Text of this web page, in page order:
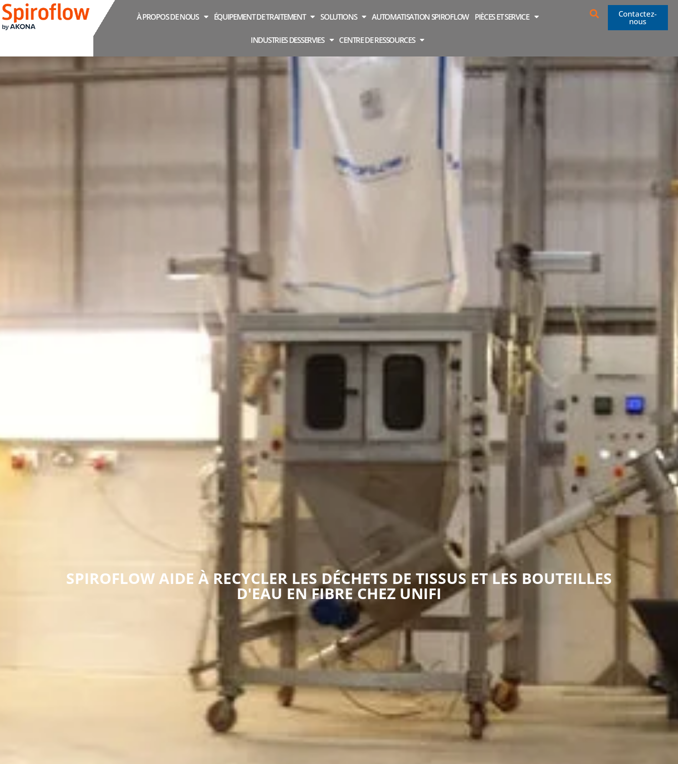
À PROPOS DE NOUS ÉQUIPEMENT DE TRAITEMENT SOLUTIONS AUTOMATISATION SPIROFLOW PIÈCES ET SERVICE
INDUSTRIES DESSERVIES CENTRE DE RESSOURCES
Contactez-
nous
SPIROFLOW AIDE À RECYCLER LES DÉCHETS DE TISSUS ET LES BOUTEILLES
D'EAU EN FIBRE CHEZ UNIFI